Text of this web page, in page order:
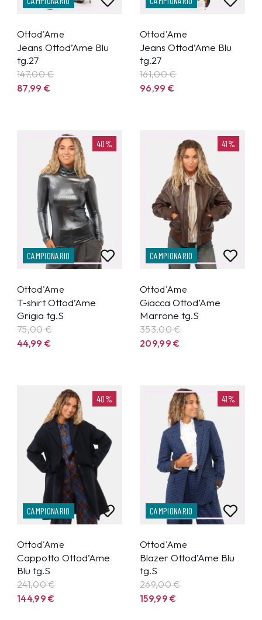
Ottod'Ame
Jeans Ottod’Ame Blu
tg.27
147,00 €
87,99€
Ottod'Ame
Jeans Ottod’Ame Blu
tg.27
161,00 €
96,99€
40%
CAMPIONARIO
Ottod'Ame
T-shirt Ottod’Ame
Grigia tg.S
75,00 €
44,99€
41%
CAMPIONARIO
Ottod'Ame
Giacca Ottod’Ame
Marrone tg.S
353,00 €
209,99€
40%
CAMPIONARIO
Ottod'Ame
Cappotto Ottod’Ame
Blu tg.S
241,00 €
144,99€
41%
CAMPIONARIO
Ottod'Ame
Blazer Ottod’Ame Blu
tg.S
269,00 €
159,99€